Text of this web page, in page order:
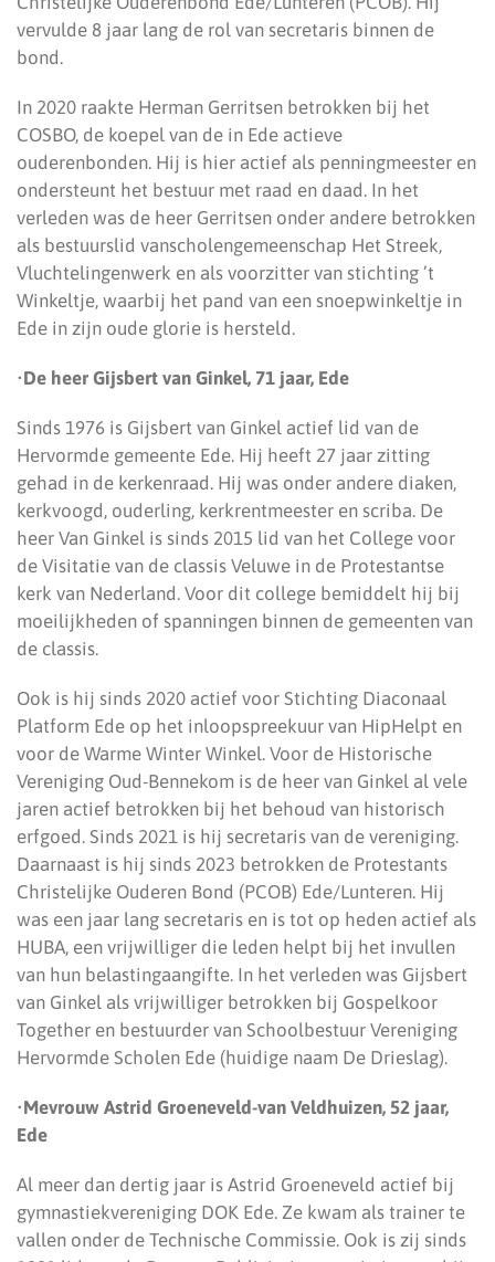
vervulde 8 jaar lang de rol van secretaris binnen de
bond.
In 2020 raakte Herman Gerritsen betrokken bij het
COSBO, de koepel van de in Ede actieve
ouderenbonden. Hij is hier actief als penningmeester en
ondersteunt het bestuur met raad en daad. In het
verleden was de heer Gerritsen onder andere betrokken
als bestuurslid vanscholengemeenschap Het Streek,
Vluchtelingenwerk en als voorzitter van stichting ’t
Winkeltje, waarbij het pand van een snoepwinkeltje in
Ede in zijn oude glorie is hersteld.
•De heer Gijsbert van Ginkel, 71 jaar, Ede
Sinds 1976 is Gijsbert van Ginkel actief lid van de
Hervormde gemeente Ede. Hij heeft 27 jaar zitting
gehad in de kerkenraad. Hij was onder andere diaken,
kerkvoogd, ouderling, kerkrentmeester en scriba. De
heer Van Ginkel is sinds 2015 lid van het College voor
de Visitatie van de classis Veluwe in de Protestantse
kerk van Nederland. Voor dit college bemiddelt hij bij
moeilijkheden of spanningen binnen de gemeenten van
de classis.
Ook is hij sinds 2020 actief voor Stichting Diaconaal
Platform Ede op het inloopspreekuur van HipHelpt en
voor de Warme Winter Winkel. Voor de Historische
Vereniging Oud-Bennekom is de heer van Ginkel al vele
jaren actief betrokken bij het behoud van historisch
erfgoed. Sinds 2021 is hij secretaris van de vereniging.
Daarnaast is hij sinds 2023 betrokken de Protestants
Christelijke Ouderen Bond (PCOB) Ede/Lunteren. Hij
was een jaar lang secretaris en is tot op heden actief als
HUBA, een vrijwilliger die leden helpt bij het invullen
van hun belastingaangifte. In het verleden was Gijsbert
van Ginkel als vrijwilliger betrokken bij Gospelkoor
Together en bestuurder van Schoolbestuur Vereniging
Hervormde Scholen Ede (huidige naam De Drieslag).
•Mevrouw Astrid Groeneveld-van Veldhuizen, 52 jaar,
Ede
Al meer dan dertig jaar is Astrid Groeneveld actief bij
gymnastiekvereniging DOK Ede. Ze kwam als trainer te
vallen onder de Technische Commissie. Ook is zij sinds